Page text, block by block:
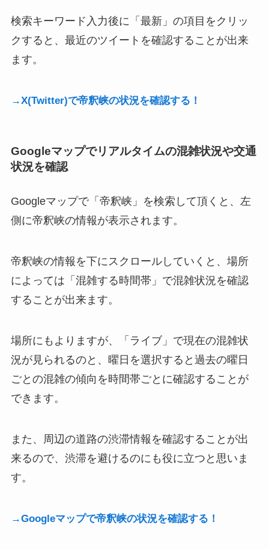
検索キーワード入力後に「最新」の項目をクリッ
クすると、最近のツイートを確認することが出来
ます。
→X(Twitter)で帝釈峡の状況を確認する！
Googleマップでリアルタイムの混雑状況や交通
状況を確認
Googleマップで「帝釈峡」を検索して頂くと、左
側に帝釈峡の情報が表示されます。
帝釈峡の情報を下にスクロールしていくと、場所
によっては「混雑する時間帯」で混雑状況を確認
することが出来ます。
場所にもよりますが、「ライブ」で現在の混雑状
況が見られるのと、曜日を選択すると過去の曜日
ごとの混雑の傾向を時間帯ごとに確認することが
できます。
また、周辺の道路の渋滞情報を確認することが出
来るので、渋滞を避けるのにも役に立つと思いま
す。
→Googleマップで帝釈峡の状況を確認する！